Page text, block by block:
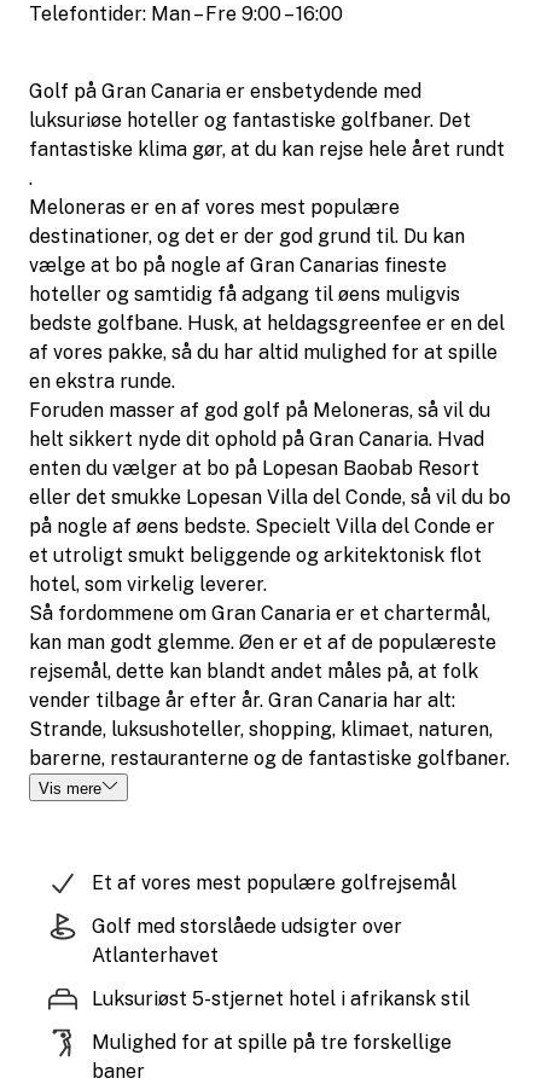
Golf på Gran Canaria er ensbetydende med
luksuriøse hoteller og fantastiske golfbaner. Det
fantastiske klima gør, at du kan rejse hele året rundt
.
Meloneras er en af vores mest populære
destinationer, og det er der god grund til. Du kan
vælge at bo på nogle af Gran Canarias fineste
hoteller og samtidig få adgang til øens muligvis
bedste golfbane. Husk, at heldagsgreenfee er en del
af vores pakke, så du har altid mulighed for at spille
en ekstra runde.
Foruden masser af god golf på Meloneras, så vil du
helt sikkert nyde dit ophold på Gran Canaria. Hvad
enten du vælger at bo på Lopesan Baobab Resort
eller det smukke Lopesan Villa del Conde, så vil du bo
på nogle af øens bedste. Specielt Villa del Conde er
et utroligt smukt beliggende og arkitektonisk flot
hotel, som virkelig leverer.
Så fordommene om Gran Canaria er et chartermål,
kan man godt glemme. Øen er et af de populæreste
rejsemål, dette kan blandt andet måles på, at folk
vender tilbage år efter år. Gran Canaria har alt:
Strande, luksushoteller, shopping, klimaet, naturen,
barerne, restauranterne og de fantastiske golfbaner.
Vis mere
Et af vores mest populære golfrejsemål
Golf med storslåede udsigter over
Atlanterhavet
Luksuriøst 5-stjernet hotel i afrikansk stil
Mulighed for at spille på tre forskellige
baner
Telefontider: Man – Fre 9:00 – 16:00